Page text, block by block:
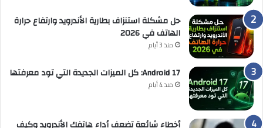
حل مشكلة استنزاف بطارية الأندرويد وارتفاع حرارة
الهاتف في 2026
منذ 3 أيام
Android 17: كل الميزات الجديدة التي تود معرفتها
منذ 4 أيام